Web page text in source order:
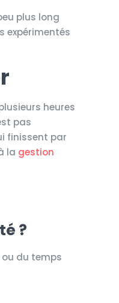
plus long
expérimentés
heures
pas
finissent par
la gestion
?
du temps